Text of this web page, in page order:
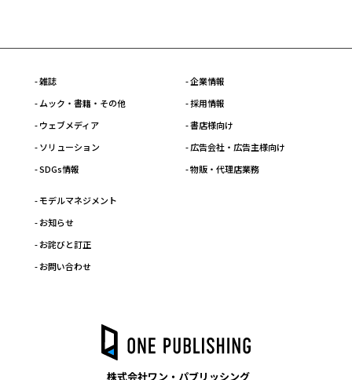
- 雑誌
- ムック・書籍・その他
- ウェブメディア
- ソリューション
- SDGs情報
- 企業情報
- 採用情報
- 書店様向け
- 広告会社・広告主様向け
- 物販・代理店業務
- モデルマネジメント
- お知らせ
- お詫びと訂正
- お問い合わせ
株式会社ワン・パブリッシング